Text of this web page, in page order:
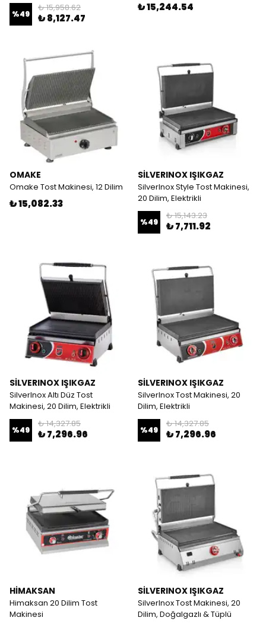
%49
₺ 15,958.62
₺ 8,127.47
₺ 15,244.54
OMAKE
Omake Tost Makinesi, 12 Dilim
₺ 15,082.33
SİLVERINOX IŞIKGAZ
SilverInox Style Tost Makinesi,
20 Dilim, Elektrikli
%49
₺ 15,143.23
₺ 7,711.92
SİLVERINOX IŞIKGAZ
SilverInox Altı Düz Tost
Makinesi, 20 Dilim, Elektrikli
%49
₺ 14,327.85
₺ 7,296.96
SİLVERINOX IŞIKGAZ
SilverInox Tost Makinesi, 20
Dilim, Elektrikli
%49
₺ 14,327.85
₺ 7,296.96
HİMAKSAN
Himaksan 20 Dilim Tost
Makinesi
SİLVERINOX IŞIKGAZ
SilverInox Tost Makinesi, 20
Dilim, Doğalgazlı & Tüplü